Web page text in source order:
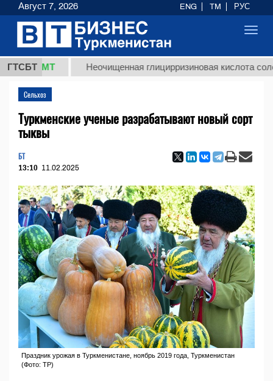
ГТСБТ
ТМТ Неочищенная глицирризиновая кислота
Сельхоз
Туркменские ученые разрабатывают новый сорт
тыквы
БТ
13:10 11.02.2025
Праздник урожая в Туркменистане, ноябрь 2019 года, Туркменистан
(Фото: TP)
Август 7, 2026 ENG TM РУС